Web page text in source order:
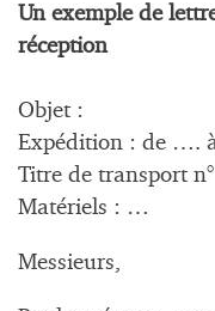
Un exemple de
réception
Objet :
Expédition : de ….
Titre de transport
Matériels : …
Messieurs,